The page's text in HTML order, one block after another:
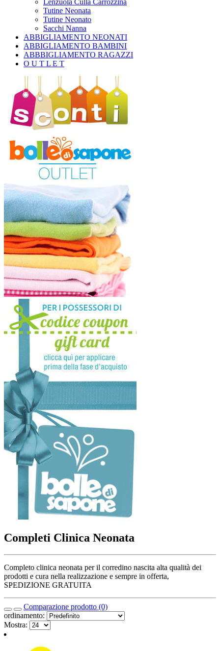
Tutine Neonata
Tutine Neonato
Sacchi Nanna
ABBIGLIAMENTO NEONATI
ABBIGLIAMENTO BAMBINI
ABBBIGLIAMENTO RAGAZZI
O U T L E T
Completi Clinica Neonata
Completo clinica neonata per il corredino nascita alta qualità dei
prodotti e cura nella realizzazione e sempre in offerta,
SPEDIZIONE GRATUITA
Comparazione prodotto (0)
ordinamento:
Mostra: